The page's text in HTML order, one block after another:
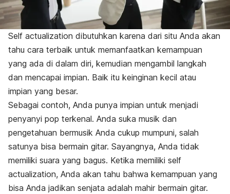
Self actualization dibutuhkan karena dari situ Anda akan
tahu cara terbaik untuk memanfaatkan kemampuan
yang ada di dalam diri, kemudian mengambil langkah
dan mencapai impian. Baik itu keinginan kecil atau
impian yang besar.
Sebagai contoh, Anda punya impian untuk menjadi
penyanyi pop terkenal. Anda suka musik dan
pengetahuan bermusik Anda cukup mumpuni, salah
satunya bisa bermain gitar. Sayangnya, Anda tidak
memiliki suara yang bagus. Ketika memiliki self
actualization, Anda akan tahu bahwa kemampuan yang
bisa Anda jadikan senjata adalah mahir bermain gitar.